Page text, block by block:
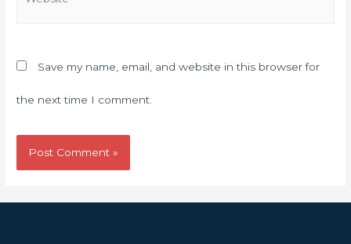
Save my name, email, and website in this browser for
the next time I comment.